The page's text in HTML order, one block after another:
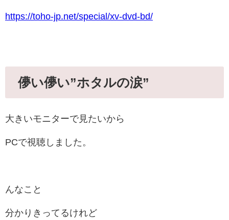
https://toho-jp.net/special/xv-dvd-bd/
儚い儚い”ホタルの涙”
大きいモニターで見たいから
PCで視聴しました。
んなこと
分かりきってるけれど